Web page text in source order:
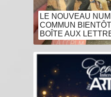
LE NOUVEAU
COMMUN
BOÎTE AUX